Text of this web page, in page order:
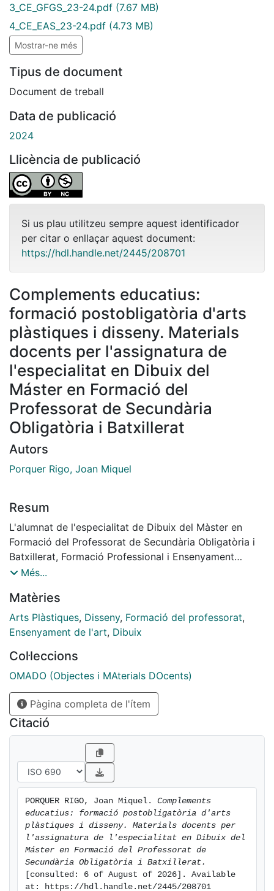
3_CE_GFGS_23-24.pdf (7.67 MB)
4_CE_EAS_23-24.pdf (4.73 MB)
Mostrar-ne més
Tipus de document
Document de treball
Data de publicació
2024
Llicència de publicació
Si us plau utilitzeu sempre aquest identificador
per citar o enllaçar aquest document:
https://hdl.handle.net/2445/208701
Complements educatius:
formació postobligatòria d'arts
plàstiques i disseny. Materials
docents per l'assignatura de
l'especialitat en Dibuix del
Máster en Formació del
Professorat de Secundària
Obligatòria i Batxillerat
Autors
Porquer Rigo, Joan Miquel
Resum
L'alumnat de l'especialitat de Dibuix del Màster en
Formació del Professorat de Secundària Obligatòria i
Batxillerat, Formació Professional i Ensenyament
d'Idiomes de la Universitat de Barcelona troba sovint
context d'Escoles d'Art i de Cicles Formatius d'Arts
Plàstiques i Disseny. El seu perfil d'accés al Màster
també permet, generalment, que imparteixin docència
context de canvi legislatiu i amb dinàmiques
diferenciades respecte a l'ESO. En aquest context, en
el curs 2023-2024 es planteja una reformulació de
l'assignatura "Complements Educatius: Imatge,
Disseny, Volum" per explorar coneixements i destreses
vinculades a aquest nivell educatiu. L'entrada al
Dipòsit Digital presenta les presentacions visuals amb
els continguts d'aquesta reformulació i les activitats
didàctiques de programació que s'hi proposen, amb
les corresponents graelles d'exemple.
Més...
Matèries
Arts Plàstiques, Disseny, Formació del professorat,
Ensenyament de l'art, Dibuix
Col·leccions
OMADO (Objectes i MAterials DOcents)
Pàgina completa de l'ítem
Citació
PORQUER RIGO, Joan Miquel. Complements
educatius: formació postobligatòria d'arts
plàstiques i disseny. Materials docents per
l'assignatura de l'especialitat en Dibuix del
Máster en Formació del Professorat de
Secundària Obligatòria i Batxillerat.
[consulted: 6 of August of 2026]. Available
at: https://hdl.handle.net/2445/208701